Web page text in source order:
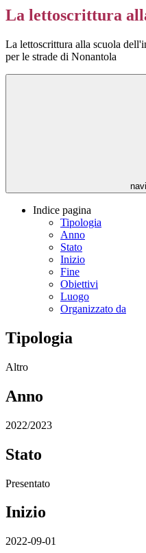
La lettoscrittura
La lettoscrittura alla scuola
per le strade di Nonantola
Indice pagina
Tipologia
Anno
Stato
Inizio
Fine
Obiettivi
Luogo
Organizzato da
Tipologia
Altro
Anno
2022/2023
Stato
Presentato
Inizio
2022-09-01